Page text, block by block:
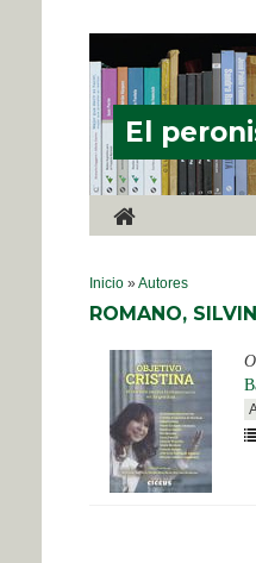
El
SE ENCUENTRA
Inicio »Autores
ROMANO,